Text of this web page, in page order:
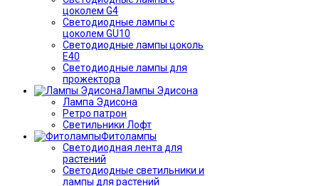
цоколем G4
Светодиодные лампы с
цоколем GU10
Светодиодные лампы цоколь
Е40
Светодиодные лампы для
прожектора
Лампы Эдисона
Лампа Эдисона
Ретро патрон
Светильники Лофт
Фитолампы
Светодиодная лента для
растений
Светодиодные светильники и
лампы для растений